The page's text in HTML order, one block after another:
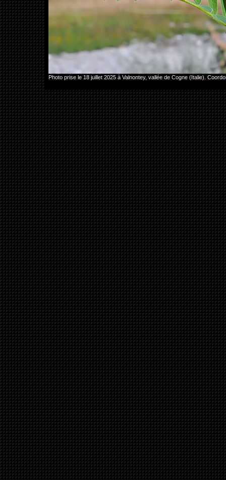
Photo prise le 18 juillet 2025 à Valnontey, vallée de Cogne (Italie).